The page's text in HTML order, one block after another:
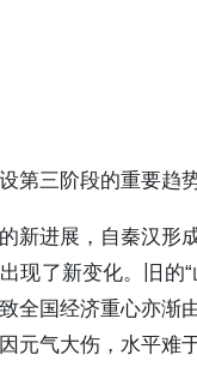
第三阶段的重要趋
新进展，自秦汉形
现了新变化。旧的
全国经济重心亦渐
元气大伤，水平难